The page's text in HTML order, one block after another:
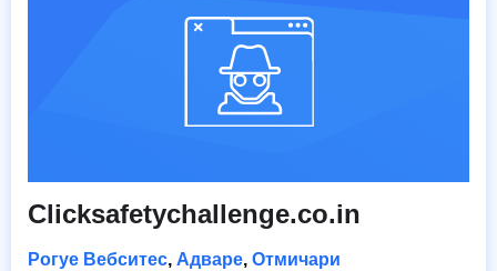
Clicksafetychallenge.co.in
Рогуе Вебситес, Адваре, Отмичари